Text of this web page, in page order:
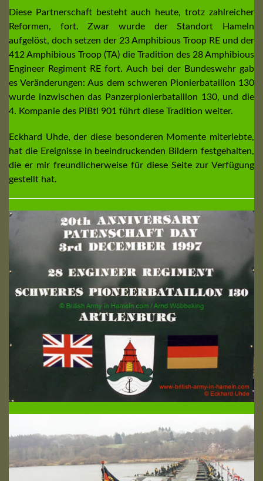
Diese Partnerschaft besteht auch heute, trotz zahlreicher
Reformen, fort. Zwar wurde der Standort Hameln
aufgelöst, doch setzen der 23 Amphibious Troop RE und der
412 Amphibious Troop (TA) die Tradition des 28 Amphibious
Engineer Regiment RE fort. Auch bei der Bundeswehr gab
es Veränderungen: Aus dem schweren Pionierbataillon 130
wurde inzwischen das Panzerpionierbataillon 130, und die
4. Kompanie des PiBtl 901 führt diese Tradition weiter.
Eckhard Uhde, der diese besonderen Momente miterlebte,
hat die Ereignisse in beeindruckenden Bildern festgehalten,
die er mir freundlicherweise für diese Seite zur Verfügung
gestellt hat.